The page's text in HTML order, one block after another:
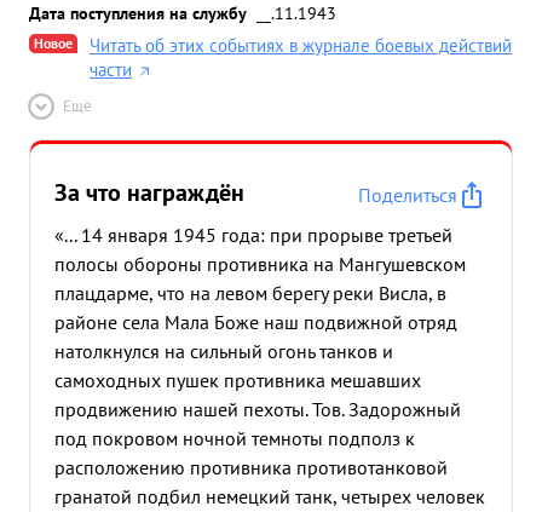
Дата поступления на службу
__.11.1943
Новое
Читать об этих событиях в журнале боевых действий
части
Ещё
За что награждён
Поделиться
«... 14 января 1945 года: при прорыве третьей
полосы обороны противника на Мангушевском
плацдарме, что на левом берегу реки Висла, в
районе села Мала Боже наш подвижной отряд
натолкнулся на сильный огонь танков и
самоходных пушек противника мешавших
продвижению нашей пехоты. Тов. Задорожный
под покровом ночной темноты подполз к
расположению противника противотанковой
гранатой подбил немецкий танк, четырех человек